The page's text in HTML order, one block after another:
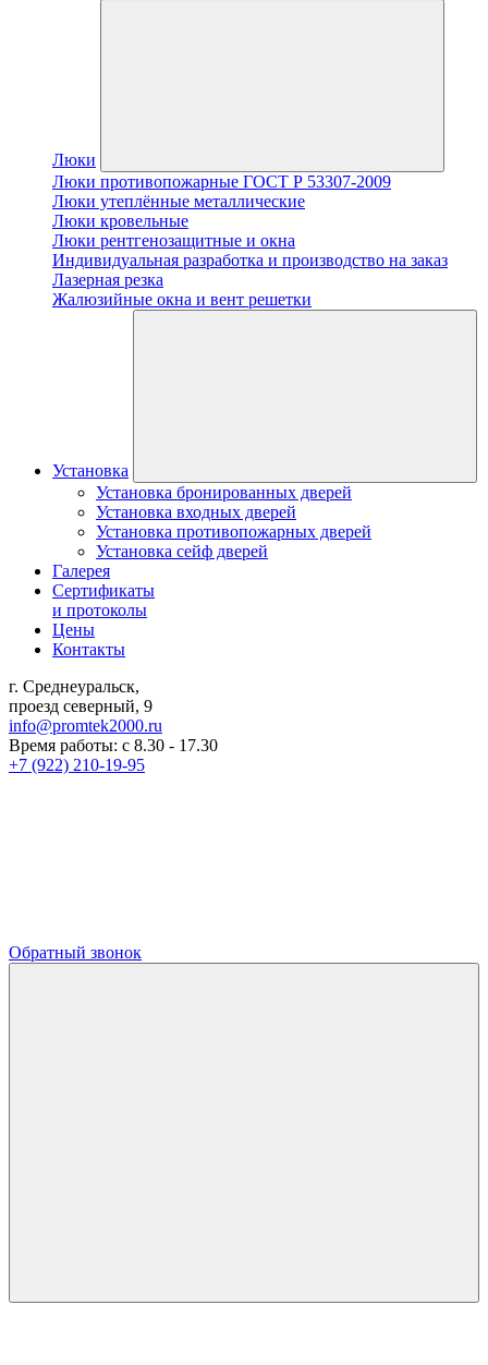
Люки
Люки противопожарные ГОСТ Р 53307-2009
Люки утеплённые металлические
Люки кровельные
Люки рентгенозащитные и окна
Индивидуальная разработка и производство на заказ
Лазерная резка
Жалюзийные окна и вент решетки
Установка
Установка бронированных дверей
Установка входных дверей
Установка противопожарных дверей
Установка сейф дверей
Галерея
Сертификаты
и протоколы
Цены
Контакты
г. Среднеуральск,
проезд северный, 9
info@promtek2000.ru
Время работы: с 8.30 - 17.30
+7 (922) 210-19-95
Обратный звонок